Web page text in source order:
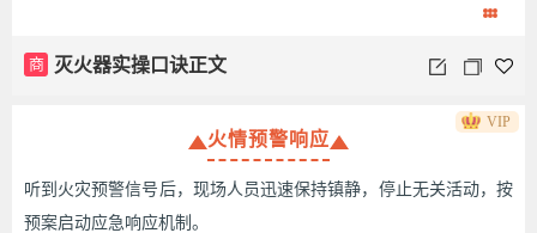
商 灭火器实操口诀正文
火情预警响应
听到火灾预警信号后，现场人员迅速保持镇静，停止无关活动，按
预案启动应急响应机制。
VIP